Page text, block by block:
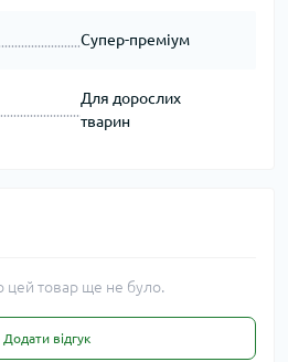
Супер-преміум
Для дорослих
тварин
цей товар ще не було.
Додати відгук